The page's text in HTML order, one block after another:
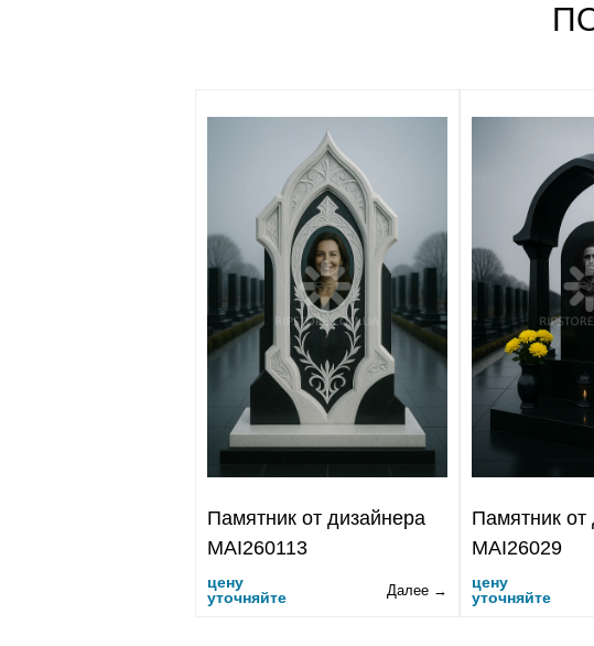
Памятник от дизайнера
MAI260113
цену
уточняйте
Далее →
Памятник от
MAI26029
цену
уточняйте